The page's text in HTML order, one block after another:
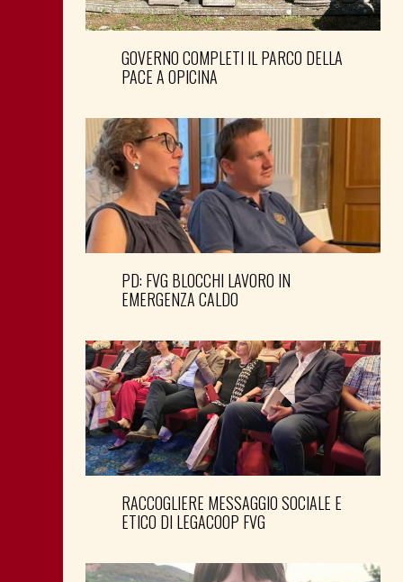
GOVERNO COMPLETI IL PARCO DELLA
PACE A OPICINA
PD: FVG BLOCCHI LAVORO IN
EMERGENZA CALDO
RACCOGLIERE MESSAGGIO SOCIALE E
ETICO DI LEGACOOP FVG